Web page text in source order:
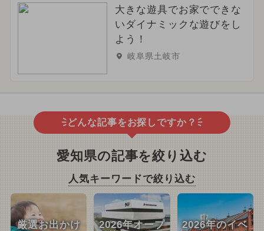
大きな遊具でお家でできな
いダイナミックな遊びをし
よう！
岐阜県土岐市
どんな記事をお探しですか？
愛知県の記事を絞り込む
人気キーワードで絞り込む
厳選お出かけ
2026年オープ
2026年のイベ